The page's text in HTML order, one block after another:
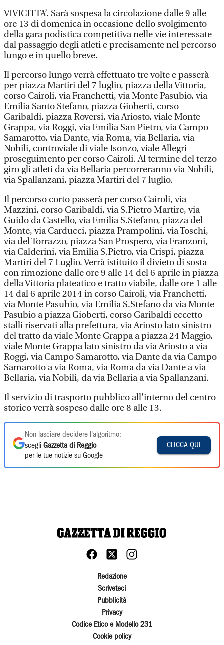
VIVICITTA’. Sarà sospesa la circolazione dalle 9 alle
ore 13 di domenica in occasione dello svolgimento
della gara podistica competitiva nelle vie interessate
dal passaggio degli atleti e precisamente nel percorso
lungo e in quello breve.
Il percorso lungo verrà effettuato tre volte e passerà
per piazza Martiri del 7 luglio, piazza della Vittoria,
corso Cairoli, via Franchetti, via Monte Pasubio, via
Emilia Santo Stefano, piazza Gioberti, corso
Garibaldi, piazza Roversi, via Ariosto, viale Monte
Grappa, via Roggi, via Emilia San Pietro, via Campo
Samarotto, via Dante, via Roma, via Bellaria, via
Nobili, controviale di viale Isonzo, viale Allegri
proseguimento per corso Cairoli. Al termine del terzo
giro gli atleti da via Bellaria percorreranno via Nobili,
via Spallanzani, piazza Martiri del 7 luglio.
Il percorso corto passerà per corso Cairoli, via
Mazzini, corso Garibaldi, via S.Pietro Martire, via
Guido da Castello, via Emilia S.Stefano, piazza del
Monte, via Carducci, piazza Prampolini, via Toschi,
via del Torrazzo, piazza San Prospero, via Franzoni,
via Calderini, via Emilia S.Pietro, via Crispi, piazza
Martiri del 7 Luglio. Verrà istituito il divieto di sosta
con rimozione dalle ore 9 alle 14 del 6 aprile in piazza
della Vittoria plateatico e tratto viabile, dalle ore 1 alle
14 dal 6 aprile 2014 in corso Cairoli, via Franchetti,
via Monte Pasubio, via Emilia S.Stefano da via Monte
Pasubio a piazza Gioberti, corso Garibaldi eccetto
stalli riservati alla prefettura, via Ariosto lato sinistro
del tratto da viale Monte Grappa a piazza 24 Maggio,
viale Monte Grappa lato sinistro da via Ariosto a via
Roggi, via Campo Samarotto, via Dante da via Campo
Samarotto a via Roma, via Roma da via Dante a via
Bellaria, via Nobili, da via Bellaria a via Spallanzani.
Il servizio di trasporto pubblico all'interno del centro
storico verrà sospeso dalle ore 8 alle 13.
Non lasciare decidere l'algoritmo:
scegli Gazzetta di Reggio
per le tue notizie su Google
CLICCA QUI
Redazione
Scriveteci
Pubblicità
Privacy
Codice Etico e Modello 231
Cookie policy